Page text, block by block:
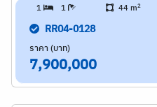
1 1 44 m2
RR04-0128
ราคา (บาท)
7,900,000